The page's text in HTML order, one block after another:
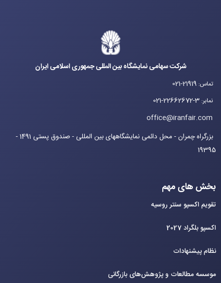
شرکت سهامی نمایشگاه بین المللی جمهوری اسلامی ایران
تماس:
021-21919
نمابر:
021-22662672-3
office@iranfair.com
بزرگراه چمران - محل دائمی نمایشگاههای بین المللی - صندوق پستی 1491 -
19395
بخش های مهم
تقویم اکسپو سنتر روسیه
اکسپو بلگراد 2027
نظام پیشنهادات
موسسه مطالعات و پژوهش‌های بازرگانی